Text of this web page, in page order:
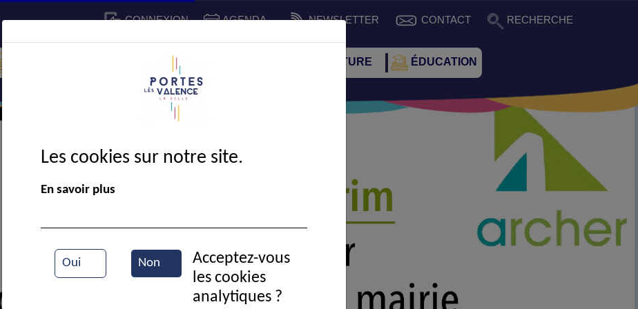
CONNEXION AGENDA NEWSLETTER CONTACT RECHERCHE
CADRE DE VIE SPORT ET CULTURE ÉDUCATION
Archer - 13-02-2025
Les cookies sur notre site.
En savoir plus
Oui Non
Acceptez-vous
les cookies
analytiques ?